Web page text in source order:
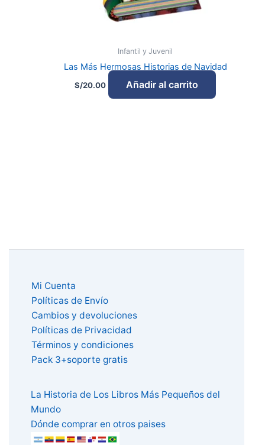
Infantil y Juvenil
Las Más Hermosas Historias de Navidad
S/20.00 Añadir al carrito
Mi Cuenta
Políticas de Envío
Cambios y devoluciones
Políticas de Privacidad
Términos y condiciones
Pack 3+soporte gratis
La Historia de Los Libros Más Pequeños del
Mundo
Dónde comprar en otros paises